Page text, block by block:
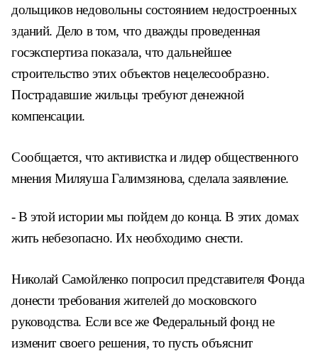
дольщиков недовольны состоянием недостроенных
зданий. Дело в том, что дважды проведенная
госэкспертиза показала, что дальнейшее
строительство этих объектов нецелесообразно.
Пострадавшие жильцы требуют денежной
компенсации.
Сообщается, что активистка и лидер общественного
мнения Миляуша Галимзянова, сделала заявление.
- В этой истории мы пойдем до конца. В этих домах
жить небезопасно. Их необходимо снести.
Николай Самойленко попросил представителя Фонда
донести требования жителей до московского
руководства. Если все же Федеральный фонд не
изменит своего решения, то пусть объяснит